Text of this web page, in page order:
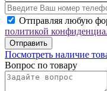
Отправляя любую
политикой
Отправить
Посмотреть наличие
Вопрос по товару